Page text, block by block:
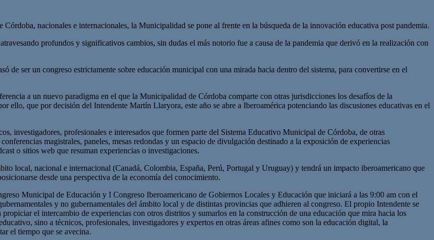
nacionales e internacionales, la Municipalidad se pone al frente en la búsqueda de la innovación educativa post pandemia.
profundos y significativos cambios, sin dudas el más notorio fue a causa de la pandemia que derivó en la realización con
de ser un congreso estrictamente sobre educación municipal con una mirada hacia dentro del sistema, para convertirse en el
a un nuevo paradigma en el que la Municipalidad de Córdoba comparte con otras jurisdicciones los desafíos de la
ello, que por decisión del Intendente Martín Llaryora, este año se abre a Iberoamérica potenciando las discusiones educativas en el
investigadores, profesionales e interesados que formen parte del Sistema Educativo Municipal de Córdoba, de otras
magistrales, paneles, mesas redondas y un espacio de divulgación destinado a la exposición de experiencias
o sitios web que resuman experiencias o investigaciones.
local, nacional e internacional (Canadá, Colombia, España, Perú, Portugal y Uruguay) y tendrá un impacto iberoamericano que
desde una perspectiva de la economía del conocimiento.
Municipal de Educación y I Congreso Iberoamericano de Gobiernos Locales y Educación que iniciará a las 9:00 am con el
y no gubernamentales del ámbito local y de distintas provincias que adhieren al congreso. El propio Intendente se
el intercambio de experiencias con otros distritos y sumarlos en la construcción de una educación que mira hacia los
sino a técnicos, profesionales, investigadores y expertos en otras áreas afines como son la educación digital, la
el tiempo que se avecina.